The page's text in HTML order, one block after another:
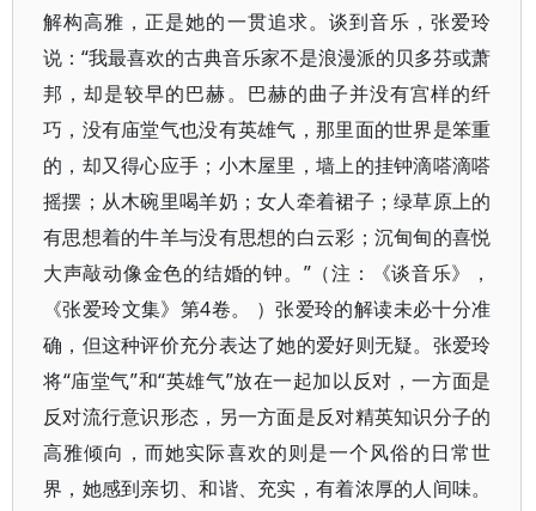
解构高雅，正是她的一贯追求。谈到音乐，张爱玲
说：“我最喜欢的古典音乐家不是浪漫派的贝多芬或萧
邦，却是较早的巴赫。巴赫的曲子并没有宫样的纤
巧，没有庙堂气也没有英雄气，那里面的世界是笨重
的，却又得心应手；小木屋里，墙上的挂钟滴嗒滴嗒
摇摆；从木碗里喝羊奶；女人牵着裙子；绿草原上的
有思想着的牛羊与没有思想的白云彩；沉甸甸的喜悦
大声敲动像金色的结婚的钟。”（注：《谈音乐》，
《张爱玲文集》第4卷。 ）张爱玲的解读未必十分准
确，但这种评价充分表达了她的爱好则无疑。张爱玲
将“庙堂气”和“英雄气”放在一起加以反对，一方面是
反对流行意识形态，另一方面是反对精英知识分子的
高雅倾向，而她实际喜欢的则是一个风俗的日常世
界，她感到亲切、和谐、充实，有着浓厚的人间味。